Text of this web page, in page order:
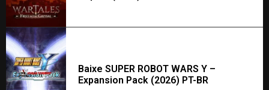
Baixe SUPER ROBOT WARS Y –
Expansion Pack (2026) PT-BR